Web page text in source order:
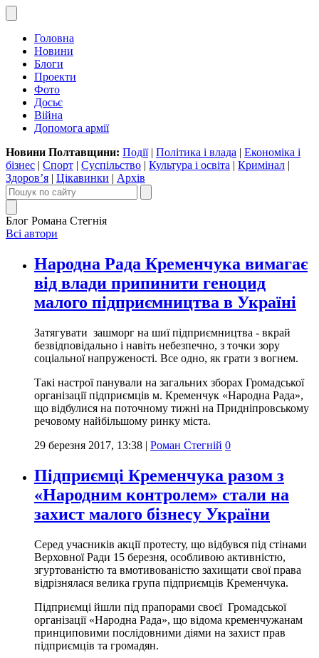
Головна
Новини
Блоги
Проекти
Фото
Досьє
Війна
Допомога армії
Новини Полтавщини: Події| Політика і влада | Економіка і
бізнес | Спорт | Суспільство | Культура і освіта | Кримінал |
Здоров’я | Цікавинки | Архів
Блог Романа Стегнія
Всі автори
Народна Рада Кременчука вимагає
від влади припинити геноцид
малого підприємництва в Україні
Затягувати зашморг на шиї підприємництва - вкрай
безвідповідально і навіть небезпечно, з точки зору
соціальної напруженості. Все одно, як грати з вогнем.
Такі настрої панували на загальних зборах Громадської
організації підприємців м. Кременчук «Народна Рада»,
що відбулися на поточному тижні на Придніпровському
речовому найбільшому ринку міста.
29 березня 2017, 13:38 | Роман Стегній 0
Підприємці Кременчука разом з
«Народним контролем» стали на
захист малого бізнесу України
Серед учасників акції протесту, що відбувся під стінами
Верховної Ради 15 березня, особливою активністю,
згуртованістю та вмотивованістю захищати свої права
відрізнялася велика група підприємців Кременчука.
Підприємці йшли під прапорами своєї Громадської
організації «Народна Рада», що відома кременчужанам
принциповими послідовними діями на захист прав
підприємців та громадян.